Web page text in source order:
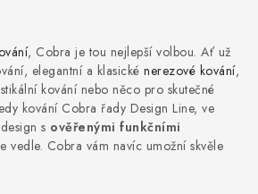
, Cobra je tou nejlepší volbou. Ať už
elegantní a klasické nerezové kování,
kování nebo něco pro skutečné
kování Cobra řady Design Line, ve
s ověřenými funkčními
vedle. Cobra vám navíc umožní skvěle